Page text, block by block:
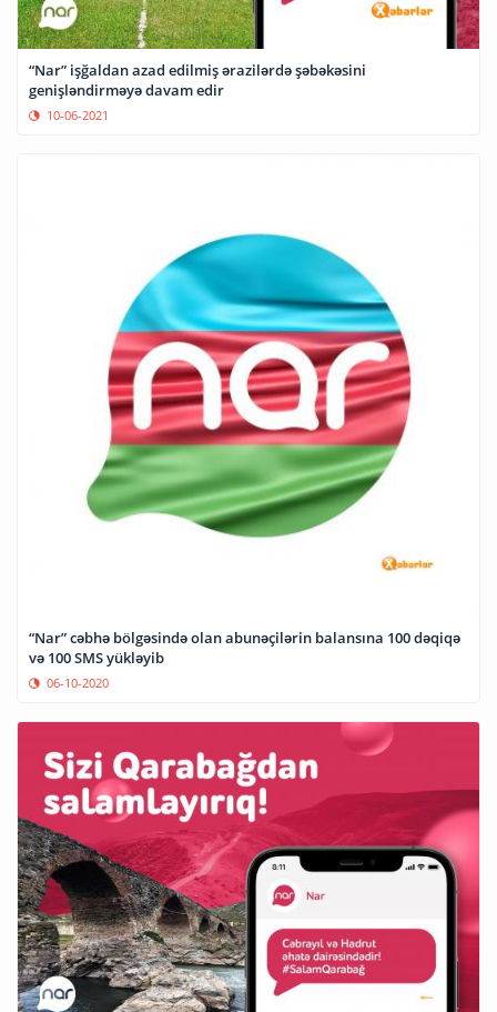
“Nar” işğaldan azad edilmiş ərazilərdə şəbəkəsini
genişləndirməyə davam edir
10-06-2021
“Nar” cəbhə bölgəsində olan abunəçilərin balansına 100 dəqiqə
və 100 SMS yükləyib
06-10-2020